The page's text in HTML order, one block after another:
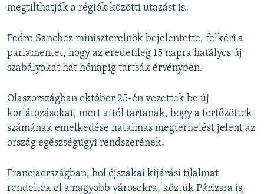
megtilthatják a régiók közötti utazást is.
Pedro Sanchez miniszterelnök bejelentette, felkéri a
parlamentet, hogy az eredetileg 15 napra hatályos új
szabályokat hat hónapig tartsák érvényben.
Olaszországban október 25-én vezettek be új
korlátozásokat, mert attól tartanak, hogy a fertőzöttek
számának emelkedése hatalmas megterhelést jelent az
ország egészségügyi rendszerének.
Franciaországban, hol éjszakai kijárási tilalmat
rendeltek el a nagyobb városokra, köztük Párizsra is,